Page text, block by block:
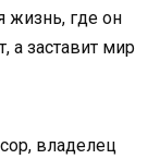
жизнь, где он
а заставит мир
владелец